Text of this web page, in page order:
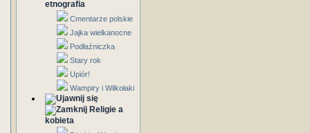
etnografia
Cmentarze polskie
Jajka wielkanocne
Podłaźniczka
Stary rok
Upiór!
Wampiry i Wilkołaki
Religie a
kobieta